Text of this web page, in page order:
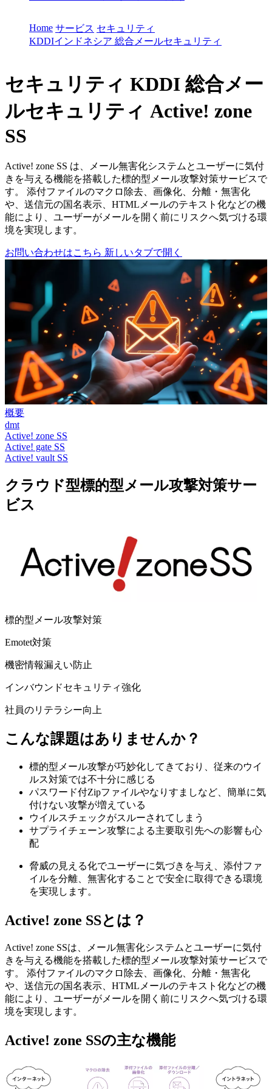
Home サービス セキュリティ
KDDIインドネシア 総合メールセキュリティ
セキュリティ KDDI 総合メー
ルセキュリティ Active! zone
SS
Active! zone SS は、メール無害化システムとユーザーに気付
きを与える機能を搭載した標的型メール攻撃対策サービスで
す。 添付ファイルのマクロ除去、画像化、分離・無害化
や、送信元の国名表示、HTMLメールのテキスト化などの機
能により、ユーザーがメールを開く前にリスクへ気づける環
境を実現します。
お問い合わせはこちら 新しいタブで開く
概要
dmt
Active! zone SS
Active! gate SS
Active! vault SS
クラウド型標的型メール攻撃対策サー
ビス
標的型メール攻撃対策
Emotet対策
機密情報漏えい防止
インバウンドセキュリティ強化
社員のリテラシー向上
こんな課題はありませんか？
標的型メール攻撃が巧妙化してきており、従来のウイ
ルス対策では不十分に感じる
パスワード付Zipファイルやなりすましなど、簡単に気
付けない攻撃が増えている
ウイルスチェックがスルーされてしまう
サプライチェーン攻撃による主要取引先への影響も心
配
脅威の見える化でユーザーに気づきを与え、添付ファ
イルを分離、無害化することで安全に取得できる環境
を実現します。
Active! zone SSとは？
Active! zone SSは、メール無害化システムとユーザーに気付
きを与える機能を搭載した標的型メール攻撃対策サービスで
す。 添付ファイルのマクロ除去、画像化、分離・無害化
や、送信元の国名表示、HTMLメールのテキスト化などの機
能により、ユーザーがメールを開く前にリスクへ気づける環
境を実現します。
Active! zone SSの主な機能